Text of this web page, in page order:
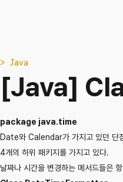
> Java
[Java]
package java.time
Date와 Calendar가 가지고 있던 단
4개의 하위 패키지를 가지고 있다.
날짜나 시간을 변경하는 메서드들은